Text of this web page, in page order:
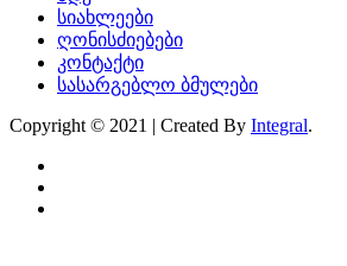
სიახლეები
ღონისძიებები
კონტაქტი
სასარგებლო ბმულები
Copyright © 2021 | Created By Integral.